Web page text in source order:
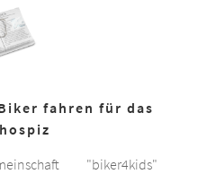
fahren für das
"biker4kids"